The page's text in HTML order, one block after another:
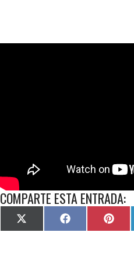
COMPARTE ESTA ENTRADA:
X
(Twitter)
Facebook